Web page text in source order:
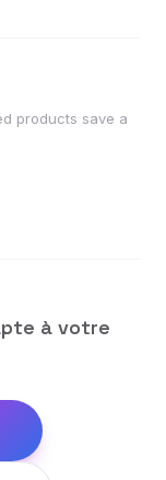
products save a
à votre